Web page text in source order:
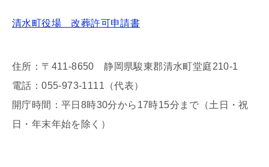
清水町役場 改葬許可申請書
住所：〒411-8650 静岡県駿東郡清水町堂庭210-1
電話：055-973-1111（代表）
開庁時間：平日8時30分から17時15分まで（土日・祝
日・年末年始を除く）